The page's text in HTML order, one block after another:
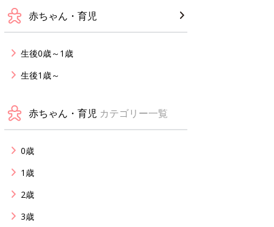
赤ちゃん・育児
生後0歳～1歳
生後1歳～
赤ちゃん・育児 カテゴリー一覧
0歳
1歳
2歳
3歳